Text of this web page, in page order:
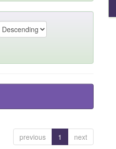
previous 1 next